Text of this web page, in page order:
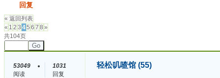
回复
« 返回列表
« 1 2 3 45 6 7 8 »
共104页
Go
53049
阅读
1031
回复
轻松叽喳馆 (55)